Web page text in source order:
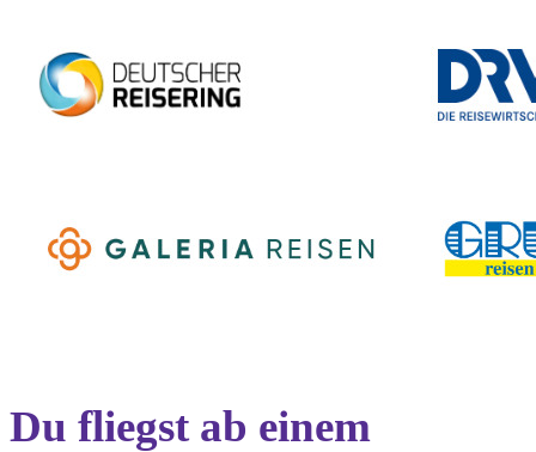
Du fliegst ab einem